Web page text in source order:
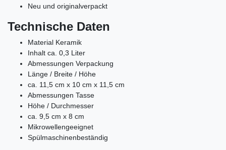
Neu und originalverpackt
Technische Daten
Material Keramik
Inhalt ca. 0,3 Liter
Abmessungen Verpackung
Länge / Breite / Höhe
ca. 11,5 cm x 10 cm x 11,5 cm
Abmessungen Tasse
Höhe / Durchmesser
ca. 9,5 cm x 8 cm
Mikrowellengeeignet
Spülmaschinenbeständig